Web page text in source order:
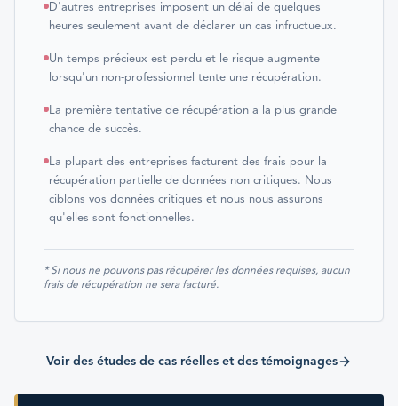
D'autres entreprises imposent un délai de quelques
heures seulement avant de déclarer un cas infructueux.
Un temps précieux est perdu et le risque augmente
lorsqu'un non-professionnel tente une récupération.
La première tentative de récupération a la plus grande
chance de succès.
La plupart des entreprises facturent des frais pour la
récupération partielle de données non critiques. Nous
ciblons vos données critiques et nous nous assurons
qu'elles sont fonctionnelles.
* Si nous ne pouvons pas récupérer les données requises, aucun
frais de récupération ne sera facturé.
Voir des études de cas réelles et des témoignages